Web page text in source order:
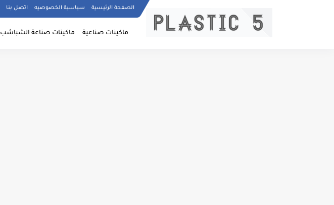
الصفحة الرئيسية سياسية الخصوصيه اتصل بنا
ماكينات صناعية ماكينات صناعة الشباشب